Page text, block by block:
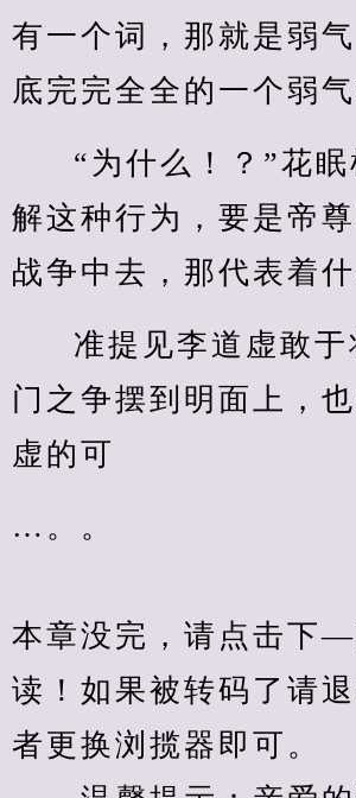
有一个词，那就是弱
底完完全全的一个弱气
“为什么！？”花
解这种行为，要是帝
战争中去，那代表着什
准提见李道虚敢
门之争摆到明面上，
虚的可
…。。
本章没完，请点击下—
读！如果被转码了请
者更换浏揽器即可。